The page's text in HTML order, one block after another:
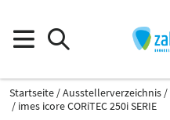
Startseite Ausstellerverzeichnis
imes icore CORiTEC 250i SERIE